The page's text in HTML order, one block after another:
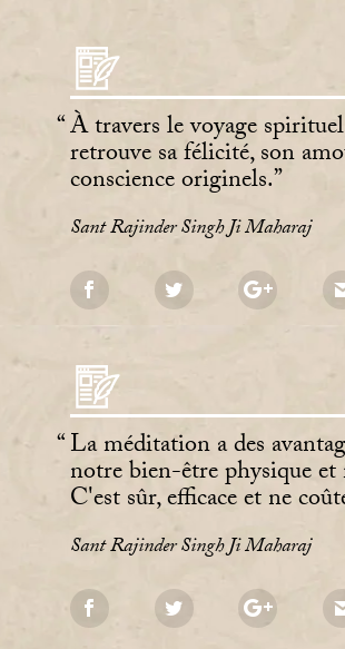
À travers le voyage
retrouve sa félicité, son
conscience originels.
Sant Rajinder Singh Ji Maharaj
La méditation a des
notre bien-être physique et
C'est sûr, efficace et ne
Sant Rajinder Singh Ji Maharaj